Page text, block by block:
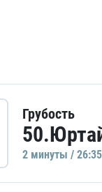
Грубость
2 минуты /